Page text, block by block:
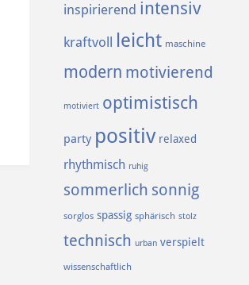
inspirierend intensiv
kraftvoll leicht maschine
modern motivierend
motiviert optimistisch
party positiv relaxed
rhythmisch ruhig
sommerlich sonnig
sorglos spassig sphärisch stolz
technisch urban verspielt
wissenschaftlich